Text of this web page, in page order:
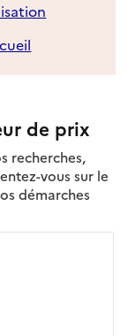
de prix
recherches,
vous sur le
démarches